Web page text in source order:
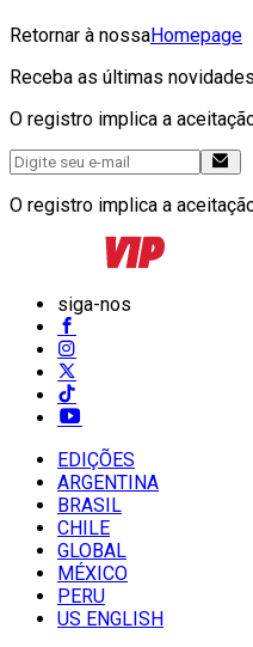
Retornar à nossaHomepage
Receba as últimas
O registro implica a
O registro implica a
siga-nos
EDIÇÕES
ARGENTINA
BRASIL
CHILE
GLOBAL
MÉXICO
PERU
US ENGLISH